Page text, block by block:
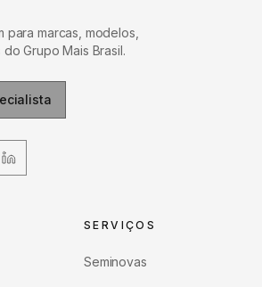
para marcas, modelos,
Grupo Mais Brasil.
SERVIÇOS
Seminovas